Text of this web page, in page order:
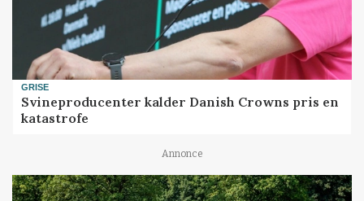
GRISE
Svineproducenter kalder Danish Crowns pris en
katastrofe
Annonce